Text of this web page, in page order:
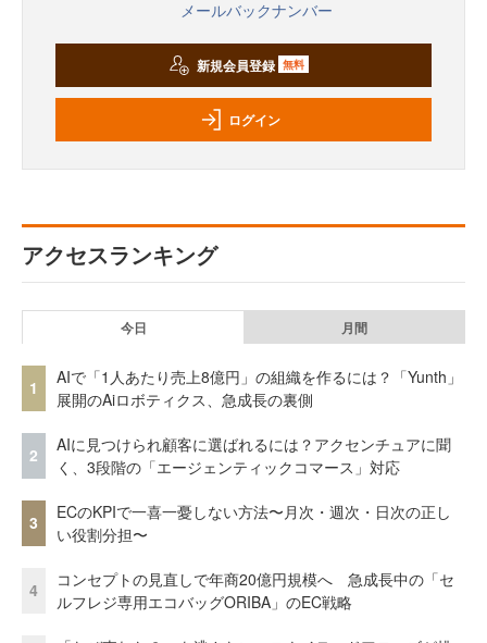
メールバックナンバー
新規会員登録 無料
ログイン
アクセスランキング
今日 月間
1
AIで「1人あたり売上8億円」の組織を作るには？「Yunth」
展開のAiロボティクス、急成長の裏側
2
AIに見つけられ顧客に選ばれるには？アクセンチュアに聞
く、3段階の「エージェンティックコマース」対応
3
ECのKPIで一喜一憂しない方法〜月次・週次・日次の正し
い役割分担〜
4
コンセプトの見直しで年商20億円規模へ 急成長中の「セ
ルフレジ専用エコバッグORIBA」のEC戦略